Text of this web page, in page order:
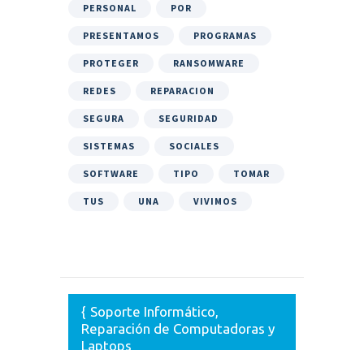
PERSONAL POR
PRESENTAMOS PROGRAMAS
PROTEGER RANSOMWARE
REDES REPARACION
SEGURA SEGURIDAD
SISTEMAS SOCIALES
SOFTWARE TIPO TOMAR
TUS UNA VIVIMOS
Soporte Informático,
Reparación de Computadoras y
Laptops